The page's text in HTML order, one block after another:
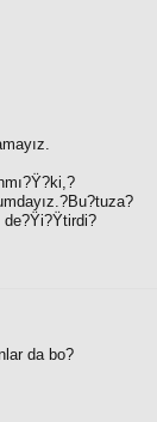
de?Ÿi?Ÿtirdi?
da bo?